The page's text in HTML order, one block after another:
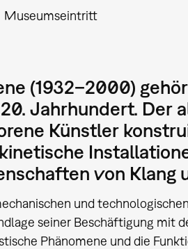
Museumseintritt
(1932–2000)
Jahrhundert. Der
Künstler
von Klang
und
seiner Beschäftigung mit
Phänomene und die